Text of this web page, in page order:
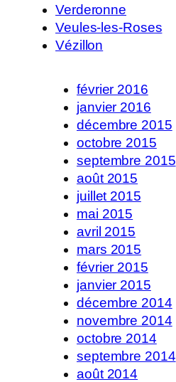
Verderonne
Veules-les-Roses
Vézillon
février 2016
janvier 2016
décembre 2015
octobre 2015
septembre 2015
août 2015
juillet 2015
mai 2015
avril 2015
mars 2015
février 2015
janvier 2015
décembre 2014
novembre 2014
octobre 2014
septembre 2014
août 2014